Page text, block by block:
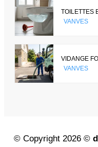
TOILETTES
VANVES
VIDANGE
VANVES
© Copyright 2026 ©